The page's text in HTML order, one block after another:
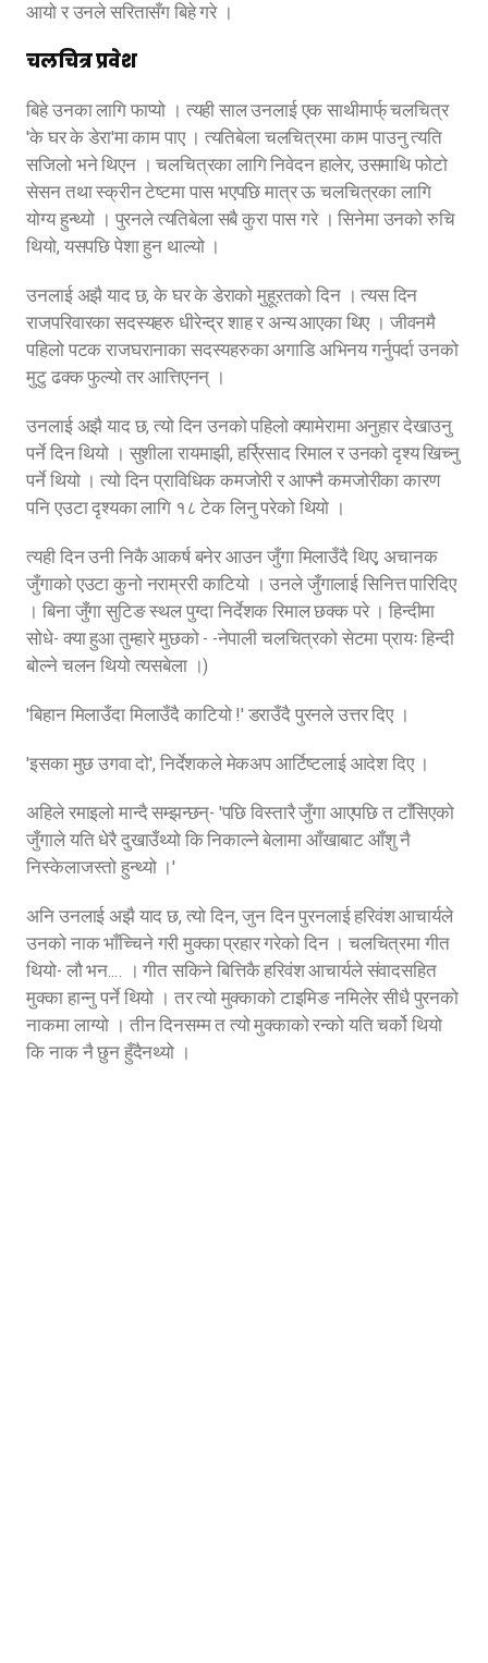
आयो र उनले सरितासँग बिहे गरे ।
चलचित्र प्रवेश
बिहे उनका लागि फाप्यो । त्यही साल उनलाई एक साथीमार्फ् चलचित्र
'के घर के डेरा'मा काम पाए । त्यतिबेला चलचित्रमा काम पाउनु त्यति
सजिलो भने थिएन । चलचित्रका लागि निवेदन हालेर, उसमाथि फोटो
सेसन तथा स्क्रीन टेष्टमा पास भएपछि मात्र ऊ चलचित्रका लागि
योग्य हुन्थ्यो । पुरनले त्यतिबेला सबै कुरा पास गरे । सिनेमा उनको रुचि
थियो, यसपछि पेशा हुन थाल्यो ।
उनलाई अझै याद छ, के घर के डेराको मुहूऱतको दिन । त्यस दिन
राजपरिवारका सदस्यहरु धीरेन्द्र शाह र अन्य आएका थिए । जीवनमै
पहिलो पटक राजघरानाका सदस्यहरुका अगाडि अभिनय गर्नुपर्दा उनको
मुटु ढक्क फुल्यो तर आत्तिएनन् ।
उनलाई अझै याद छ, त्यो दिन उनको पहिलो क्यामेरामा अनुहार देखाउनु
पर्ने दिन थियो । सुशीला रायमाझी, हर्रि्रसाद रिमाल र उनको दृश्य खिच्नु
पर्ने थियो । त्यो दिन प्राविधिक कमजोरी र आफ्नै कमजोरीका कारण
पनि एउटा दृश्यका लागि १८ टेक लिनु परेको थियो ।
त्यही दिन उनी निकै आकर्ष बनेर आउन जुँगा मिलाउँदै थिए, अचानक
जुँगाको एउटा कुनो नराम्ररी काटियो । उनले जुँगालाई सिनित्त पारिदिए
। बिना जुँगा सुटिङ स्थल पुग्दा निर्देशक रिमाल छक्क परे । हिन्दीमा
सोधे- क्या हुआ तुम्हारे मुछको - -नेपाली चलचित्रको सेटमा प्रायः हिन्दी
बोल्ने चलन थियो त्यसबेला ।)
'बिहान मिलाउँदा मिलाउँदै काटियो !' डराउँदै पुरनले उत्तर दिए ।
'इसका मुछ उगवा दो', निर्देशकले मेकअप आर्टिष्टलाई आदेश दिए ।
अहिले रमाइलो मान्दै सम्झन्छन्- 'पछि विस्तारै जुँगा आएपछि त टाँसिएको
जुँगाले यति धेरै दुखाउँथ्यो कि निकाल्ने बेलामा आँखाबाट आँशु नै
निस्केलाजस्तो हुन्थ्यो ।'
अनि उनलाई अझै याद छ, त्यो दिन, जुन दिन पुरनलाई हरिवंश आचार्यले
उनको नाक भाँच्चिने गरी मुक्का प्रहार गरेको दिन । चलचित्रमा गीत
थियो- लौ भन…. । गीत सकिने बित्तिकै हरिवंश आचार्यले संवादसहित
मुक्का हान्नु पर्ने थियो । तर त्यो मुक्काको टाइमिङ नमिलेर सीधै पुरनको
नाकमा लाग्यो । तीन दिनसम्म त त्यो मुक्काको रन्को यति चर्को थियो
कि नाक नै छुन हुँदैनथ्यो ।